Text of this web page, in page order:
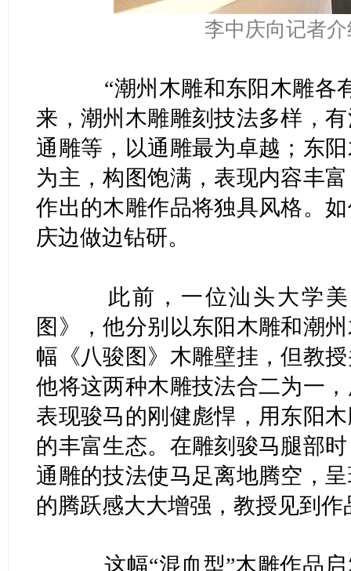
李中庆向记者
“潮州木雕和东阳木雕各
来，潮州木雕雕刻技法多样，
通雕等，以通雕最为卓越；东
为主，构图饱满，表现内容丰
作出的木雕作品将独具风格。
庆边做边钻研。
此前，一位汕头大学美
图》，他分别以东阳木雕和潮
幅《八骏图》木雕壁挂，但教
他将这两种木雕技法合二为一
表现骏马的刚健彪悍，用东阳
的丰富生态。在雕刻骏马腿部
通雕的技法使马足离地腾空，
的腾跃感大大增强，教授见到
这幅“混血型”木雕作品启